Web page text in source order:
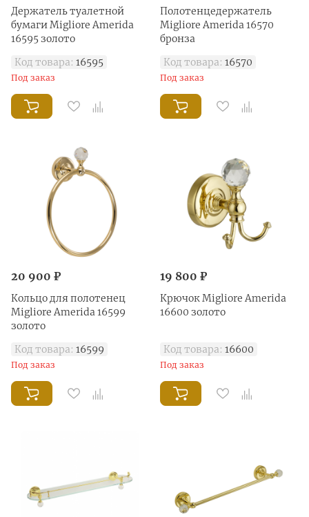
Держатель туалетной
бумаги Migliore Amerida
16595 золото
Код товара: 16595
Под заказ
Полотенцедержатель
Migliore Amerida 16570
бронза
Код товара: 16570
Под заказ
20 900 ₽
Кольцо для полотенец
Migliore Amerida 16599
золото
Код товара: 16599
Под заказ
19 800 ₽
Крючок Migliore Amerida
16600 золото
Код товара: 16600
Под заказ